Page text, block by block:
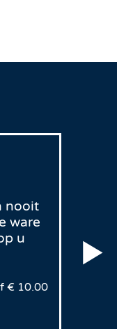
nooit
ware
u
€ 10.00